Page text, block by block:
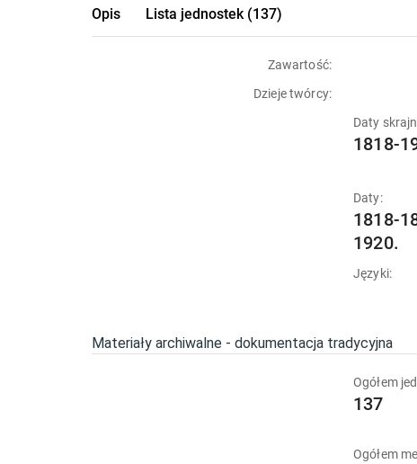
Opis Lista jednostek (137)
Zawartość:
Dzieje twórcy:
Daty
1818-
Daty:
1818-
1920.
Języki:
Materiały archiwalne - dokumentacja tradycyjna
Ogółem
137
Ogółem